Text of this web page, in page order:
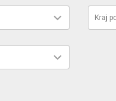
Kraj